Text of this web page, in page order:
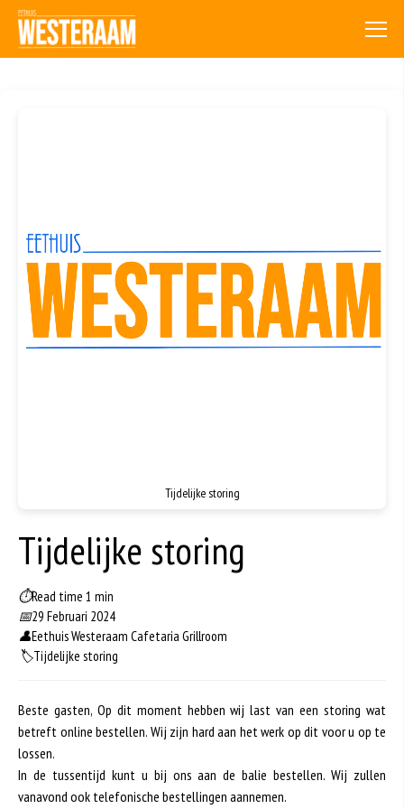
Tijdelijke storing
Tijdelijke storing
⏱Read time 1 min
📅29 Februari 2024
👤Eethuis Westeraam Cafetaria Grillroom
🏷️Tijdelijke storing
Beste gasten, Op dit moment hebben wij last van een storing wat
betreft online bestellen. Wij zijn hard aan het werk op dit voor u op te
lossen.
In de tussentijd kunt u bij ons aan de balie bestellen. Wij zullen
vanavond ook telefonische bestellingen aannemen.